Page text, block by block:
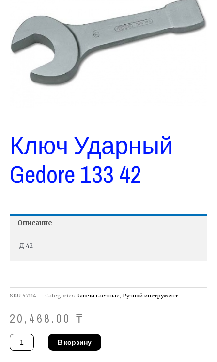
Ключ Ударный
Gedore 133 42
Описание
Д 42
SKU 57114 Categories Ключи гаечные, Ручной инструмент
20,468.00 ₸
Количество
товара
Ключ
В корзину